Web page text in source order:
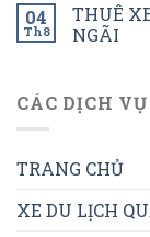
04
Th8
THUÊ
NGÃI
CÁC DỊCH
TRANG CHỦ
XE DU LỊCH